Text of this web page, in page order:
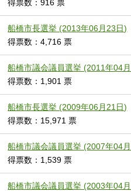
得票数：916 票
船橋市長選挙 (2013年06月23日)
得票数：4,716 票
船橋市議会議員選挙 (2011年04
得票数：1,901 票
船橋市長選挙 (2009年06月21日)
得票数：15,971 票
船橋市議会議員選挙 (2007年04
得票数：1,539 票
船橋市議会議員選挙 (2003年04